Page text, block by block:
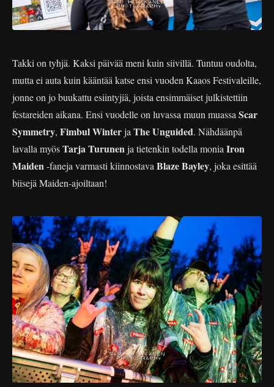
Takki on tyhjä. Kaksi päivää meni kuin siivillä. Tuntuu oudolta,
mutta ei auta kuin kääntää katse ensi vuoden Kaaos Festivaleille,
jonne on jo buukattu esiintyjiä, joista ensimmäiset julkistettiin
festareiden aikana. Ensi vuodelle on luvassa muun muassaScar
Symmetry, Fimbul WinterjaThe Unguided. Nähdäänpä
lavalla myösTarja Turunenja tietenkin todella moniaIron
Maiden-faneja varmasti kiinnostavaBlaze Bayley, joka esittää
biisejä Maiden-ajoiltaan!